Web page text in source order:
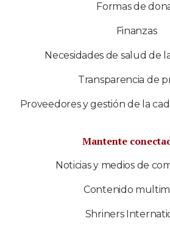
Formas de
Finanzas
Necesidades de salud de
Transparencia de
Proveedores y gestión de la
Mantente
Noticias y medios de
Contenido
Shriners